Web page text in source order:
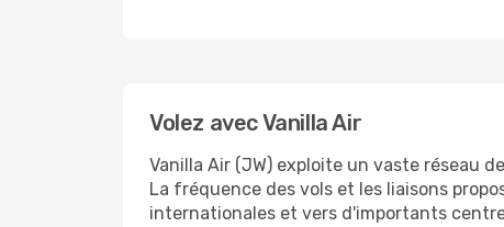
Volez avec Vanilla Air
Vanilla Air (JW) exploite un vaste réseau
La fréquence des vols et les liaisons
internationales et vers d'importants